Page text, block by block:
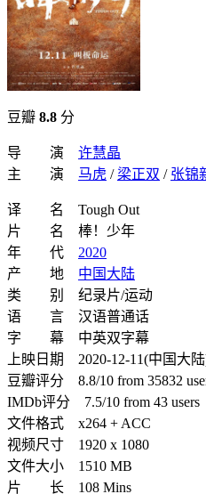
豆瓣 8.8 分
导 演 许慧晶
主 演 马虎 / 梁正双 / 张锦
译 名 Tough Out
片 名 棒！少年
年 代 2020
产 地 中国大陆
类 别 纪录片/运动
语 言 汉语普通话
字 幕 中英双字幕
上映日期 2020-12-11(中国大
豆瓣评分 8.8/10 from 35832
IMDb评分 7.5/10 from 43 users
文件格式 x264 + ACC
视频尺寸 1920 x 1080
文件大小 1510 MB
片 长 108 Mins